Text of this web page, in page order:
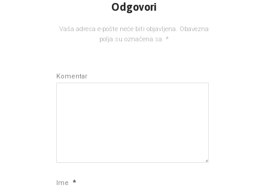
Odgovori
Vaša adresa e-pošte neće biti objavljena. Obavezna
polja su označena sa *
Komentar
Ime *